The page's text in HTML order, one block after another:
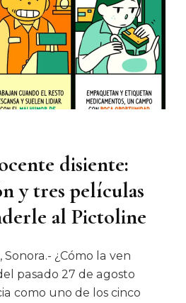
disiente:
y tres películas
al Pictoline
¿Cómo la ven
pasado 27 de agosto
como uno de los cinco